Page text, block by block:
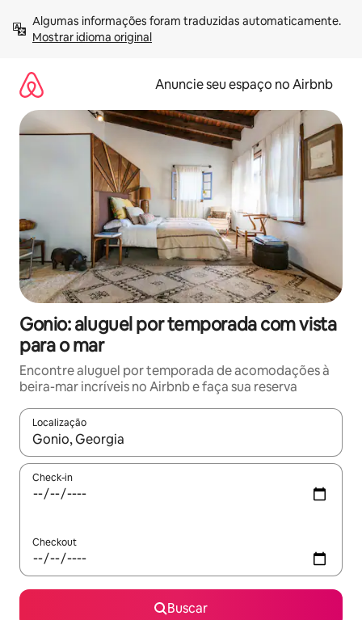
para
Mostrar idioma original
Anuncie seu espaço no Airbnb
Gonio: aluguel por temporada com vista
para o mar
Encontre aluguel por temporada de acomodações à
beira-mar incríveis no Airbnb e faça sua reserva
Localização
Quando os resultados estiverem disponíveis, explore-os
Check-in
Checkout
Buscar